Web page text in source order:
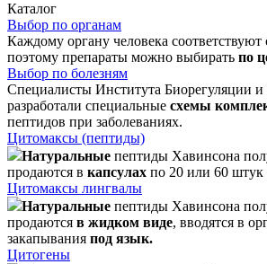
Каталог
Выбор по органам
Каждому органу человека
поэтому препараты можно выбирать по
Выбор по болезням
Специалисты Института Биорегуляции и
разработали специальные схемы
пептидов при заболеваниях.
Цитомаксы (пептиды)
Натуральные пептиды Хавинсона
продаются в капсулах по 20 или 60 штук
Цитомаксы лингвалы
Натуральные пептиды Хавинсона
продаются в жидком виде, вводятся в
закапывания под язык.
Цитогены